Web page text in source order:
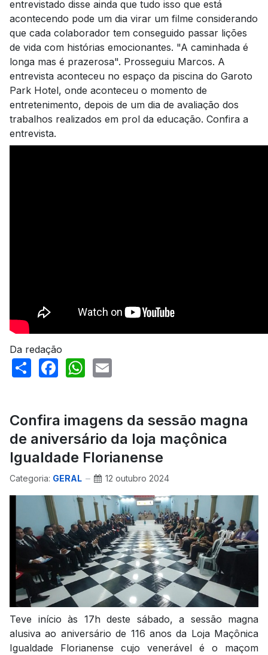
entrevistado disse ainda que tudo isso que está
acontecendo pode um dia virar um filme considerando
que cada colaborador tem conseguido passar lições
de vida com histórias emocionantes. "A caminhada é
longa mas é prazerosa". Prosseguiu Marcos. A
entrevista aconteceu no espaço da piscina do Garoto
Park Hotel, onde aconteceu o momento de
entretenimento, depois de um dia de avaliação dos
trabalhos realizados em prol da educação. Confira a
entrevista.
Da redação
ShareFacebook
WhatsApp
Confira imagens da sessão magna
de aniversário da loja maçônica
Igualdade Florianense
Categoria: GERAL 12 outubro 2024
Teve início às 17h deste sábado, a sessão magna
alusiva ao aniversário de 116 anos da Loja Maçônica
Igualdade Florianense cujo venerável é o maçom